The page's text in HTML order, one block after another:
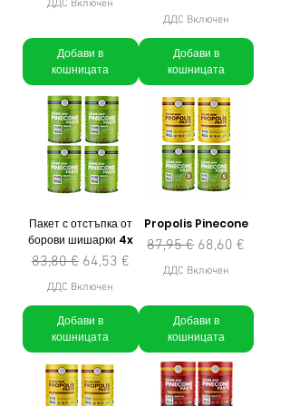
ДДС Включен
Добави в
кошницата
ДДС Включен
Добави в
кошницата
Пакет с отстъпка от
борови шишарки 4x
Редовна цена
83,80 € Продажна цена
64,53 €
ДДС Включен
Добави в
кошницата
Propolis Pinecone
Редовна цена
87,95 € Продажна цена
68,60 €
ДДС Включен
Добави в
кошницата